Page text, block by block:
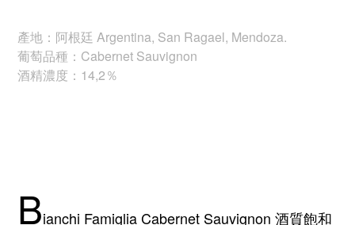
產地：阿根廷 Argentina, San Ragael, Mendoza.
葡萄品種：Cabernet Sauvignon
酒精濃度：14,2％
Bianchi Famiglia Cabernet Sauvignon 酒質飽和